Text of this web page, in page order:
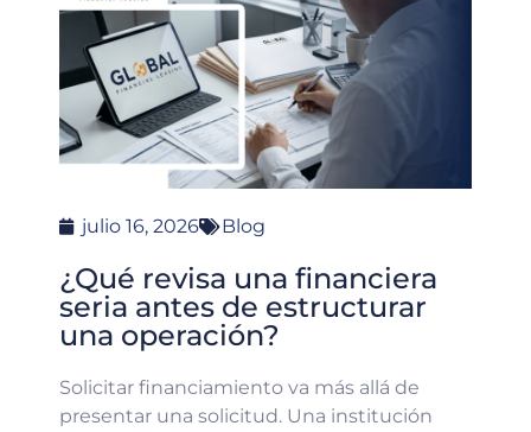
julio 16, 2026 Blog
¿Qué revisa una financiera
seria antes de estructurar
una operación?
Solicitar financiamiento va más allá de
presentar una solicitud. Una institución